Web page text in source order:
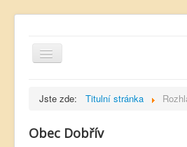
Jste zde: Titulní stránka
Obec Dobřív